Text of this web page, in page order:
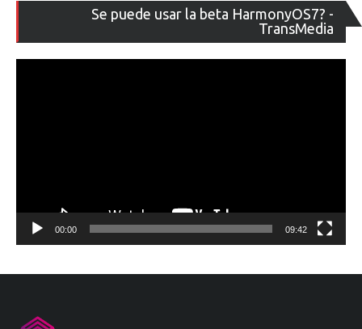
Se puede usar la beta HarmonyOS7? -
TransMedia
de
00:00 09:42